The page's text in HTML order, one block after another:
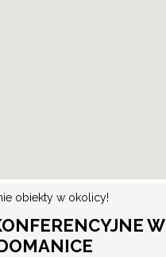
obiekty w okolicy!
W